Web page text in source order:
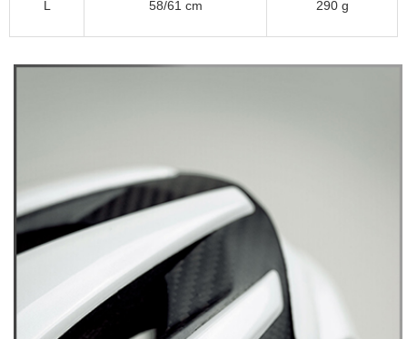
L 58/61 cm 290 g